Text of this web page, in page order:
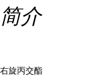
简介
右旋丙交酯